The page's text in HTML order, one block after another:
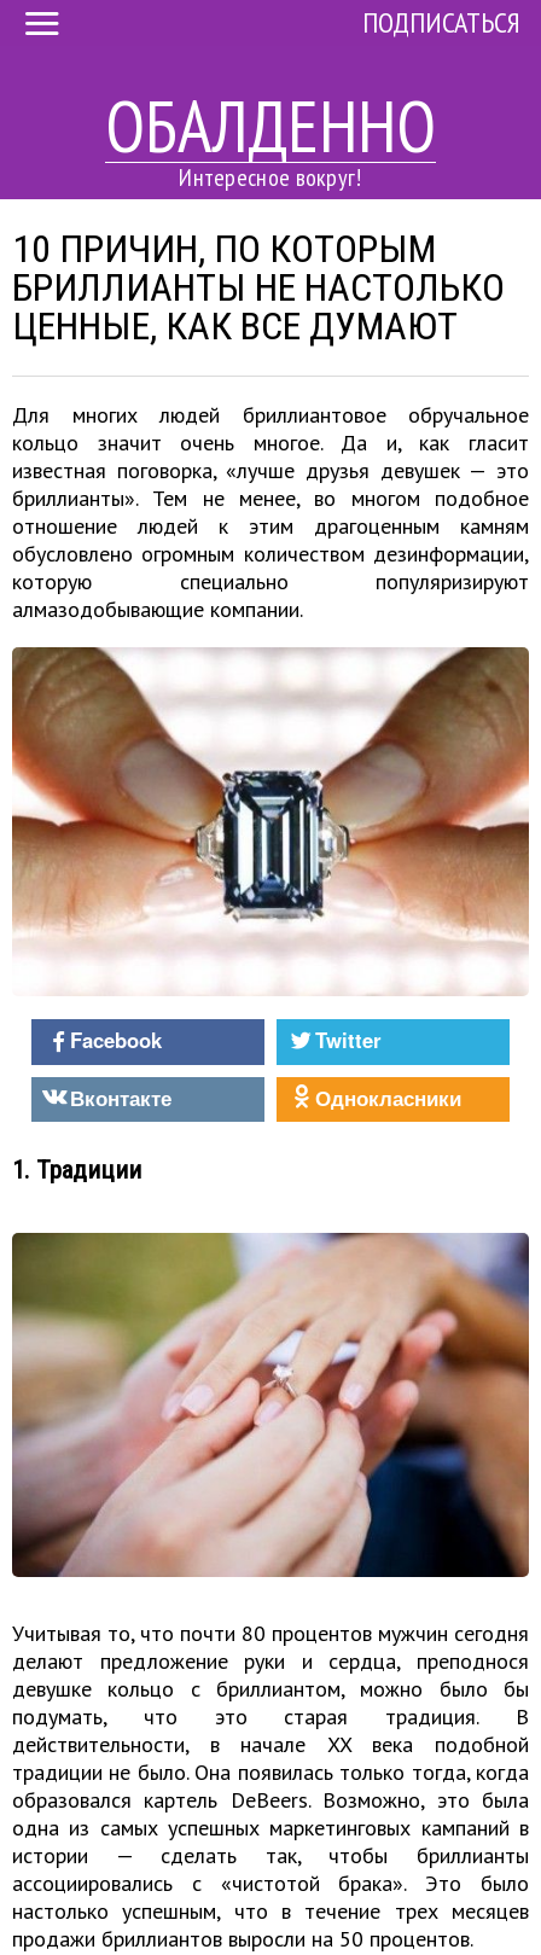
ОБАЛДЕННО
Интересное вокруг!
ПОДПИСАТЬСЯ
10 ПРИЧИН, ПО КОТОРЫМ
БРИЛЛИАНТЫ НЕ НАСТОЛЬКО
ЦЕННЫЕ, КАК ВСЕ ДУМАЮТ
Для многих людей бриллиантовое обручальное
кольцо значит очень многое. Да и, как гласит
известная поговорка, «лучше друзья девушек — это
бриллианты». Тем не менее, во многом подобное
отношение людей к этим драгоценным камням
обусловлено огромным количеством дезинформации,
которую специально популяризируют
алмазодобывающие компании.
Facebook
Twitter
Вконтакте
Однокласники
1. Традиции
Учитывая то, что почти 80 процентов мужчин сегодня
делают предложение руки и сердца, преподнося
девушке кольцо с бриллиантом, можно было бы
подумать, что это старая традиция. В
действительности, в начале XX века подобной
традиции не было. Она появилась только тогда, когда
образовался картель DeBeers. Возможно, это была
одна из самых успешных маркетинговых кампаний в
истории — сделать так, чтобы бриллианты
ассоциировались с «чистотой брака». Это было
настолько успешным, что в течение трех месяцев
продажи бриллиантов выросли на 50 процентов.